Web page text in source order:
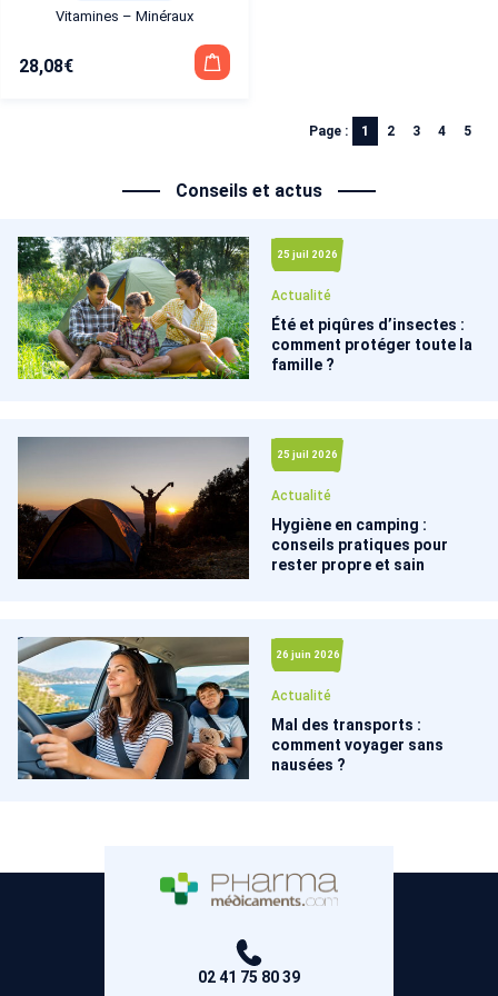
Vitamines – Minéraux
28,08€
Page : 1 2 3 4 5
Conseils et actus
25 juil 2026
Actualité
Été et piqûres d’insectes :
comment protéger toute la
famille ?
25 juil 2026
Actualité
Hygiène en camping :
conseils pratiques pour
rester propre et sain
26 juin 2026
Actualité
Mal des transports :
comment voyager sans
nausées ?
02 41 75 80 39